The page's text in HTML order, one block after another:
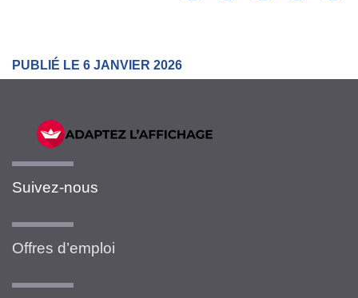
PUBLIÉ LE 6 JANVIER 2026
Suivez-nous
Offres d’emploi